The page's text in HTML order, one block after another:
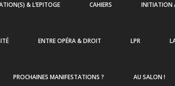
& L’EPITOGE CAHIERS INITIATION
ENTRE OPÉRA & DROIT LPR
PROCHAINES MANIFESTATIONS ? AU SALON !